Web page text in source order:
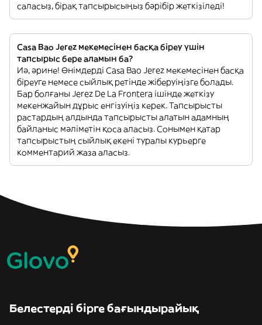
саласыз, бірақ тапсырысыңыз бәрібір жеткізіледі!
Casa Bao Jerez мекемесінен басқа біреу үшін
тапсырыс бере аламын ба?
Иә, әрине! Өнімдерді Casa Bao Jerez мекемесінен басқа
біреуге немесе сыйлық ретінде жіберуіңізге болады.
Бар болғаны Jerez De La Frontera ішінде жеткізу
мекенжайын дұрыс енгізуіңіз керек. Тапсырысты
растардың алдында тапсырысты алатын адамның
байланыс мәліметін қоса аласыз. Сонымен қатар
тапсырыстың сыйлық екені туралы курьерге
комментарий жаза аласыз.
Белестерді бірге бағындырайық